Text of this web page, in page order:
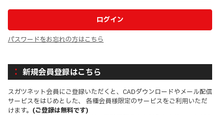
パスワードをお忘れの方はこちら
新規会員登録はこちら
スガツネット会員にご登録いただくと、CADダウンロードやメール配信
サービスをはじめとした、 各種会員様限定のサービスをご利用いただ
けます。 (ご登録は無料です)